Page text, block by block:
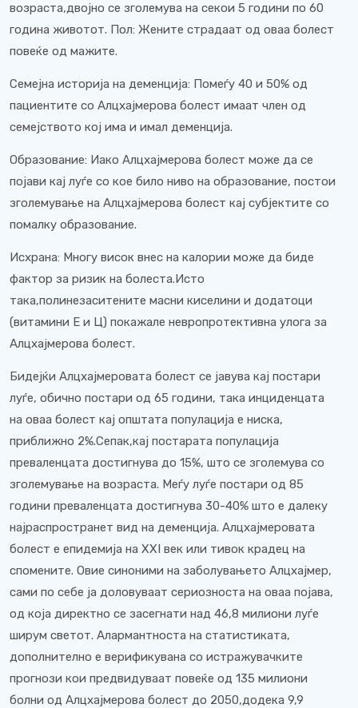
возраста,двојно се зголемува на секои 5 години по 60
година животот. Пол: Жените страдаат од оваа болест
повеќе од мажите.
Семејна историја на деменција: Помеѓу 40 и 50% од
пациентите со Алцхајмерова болест имаат член од
семејството кој има и имал деменција.
Образование: Иако Алцхајмерова болест може да се
појави кај луѓе со кое било ниво на образование, постои
зголемување на Алцхајмерова болест кај субјектите со
помалку образование.
Исхрана: Многу висок внес на калории може да биде
фактор за ризик на болеста.Исто
така,полинезаситените масни киселини и додатоци
(витамини Е и Ц) покажале невропротективна улога за
Алцхајмерова болест.
Бидејќи Алцхајмеровата болест се јавува кај постари
луѓе, обично постари од 65 години, така инциденцата
на оваа болест кај општата популација е ниска,
приближно 2%.Сепак,кај постарата популација
преваленцата достигнува до 15%, што се зголемува со
зголемување на возраста. Меѓу луѓе постари од 85
години преваленцата достигнува 30-40% што е далеку
најраспространет вид на деменција. Алцхајмеровата
болест е епидемија на XXI век или тивок крадец на
спомените. Овие синоними на заболувањето Алцхајмер,
сами по себе ја доловуваат сериозноста на оваа појава,
од која директно се засегнати над 46,8 милиони луѓе
ширум светот. Алармантноста на статистиката,
дополнително е верификувана со истражувачките
прогнози кои предвидуваат повеќе од 135 милиони
болни од Алцхајмерова болест до 2050,додека 9,9